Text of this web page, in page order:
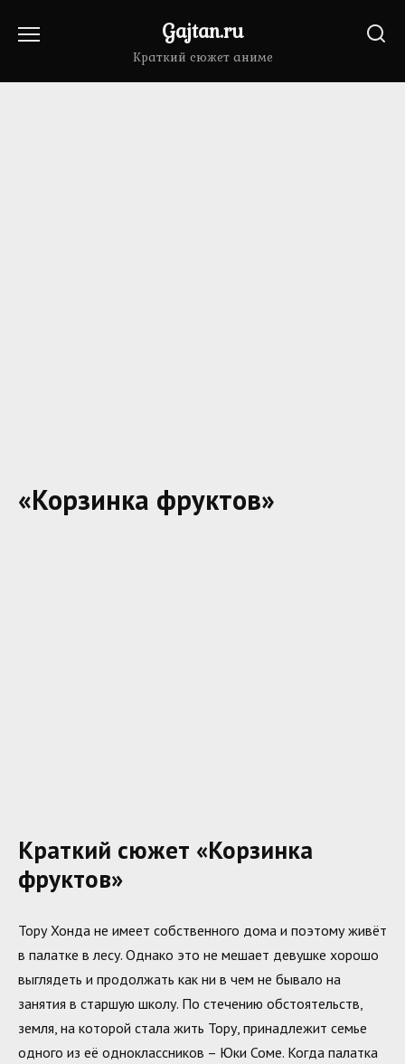
Gajtan.ru
Краткий сюжет аниме
«Корзинка фруктов»
Краткий сюжет «Корзинка
фруктов»
Тору Хонда не имеет собственного дома и поэтому живёт
в палатке в лесу. Однако это не мешает девушке хорошо
выглядеть и продолжать как ни в чем не бывало на
занятия в старшую школу. По стечению обстоятельств,
земля, на которой стала жить Тору, принадлежит семье
одного из её одноклассников – Юки Соме. Когда палатка